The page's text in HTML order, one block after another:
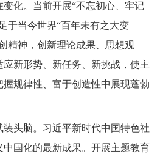
化。当前开展“不忘初心、牢记
于当今世界“百年未有之大变
精神，创新理论成果、思想观
新形势、新任务、新挑战，使主
规律性、富于创造性中展现蓬勃
装头脑。习近平新时代中国特色社
国化的最新成果。开展主题教育